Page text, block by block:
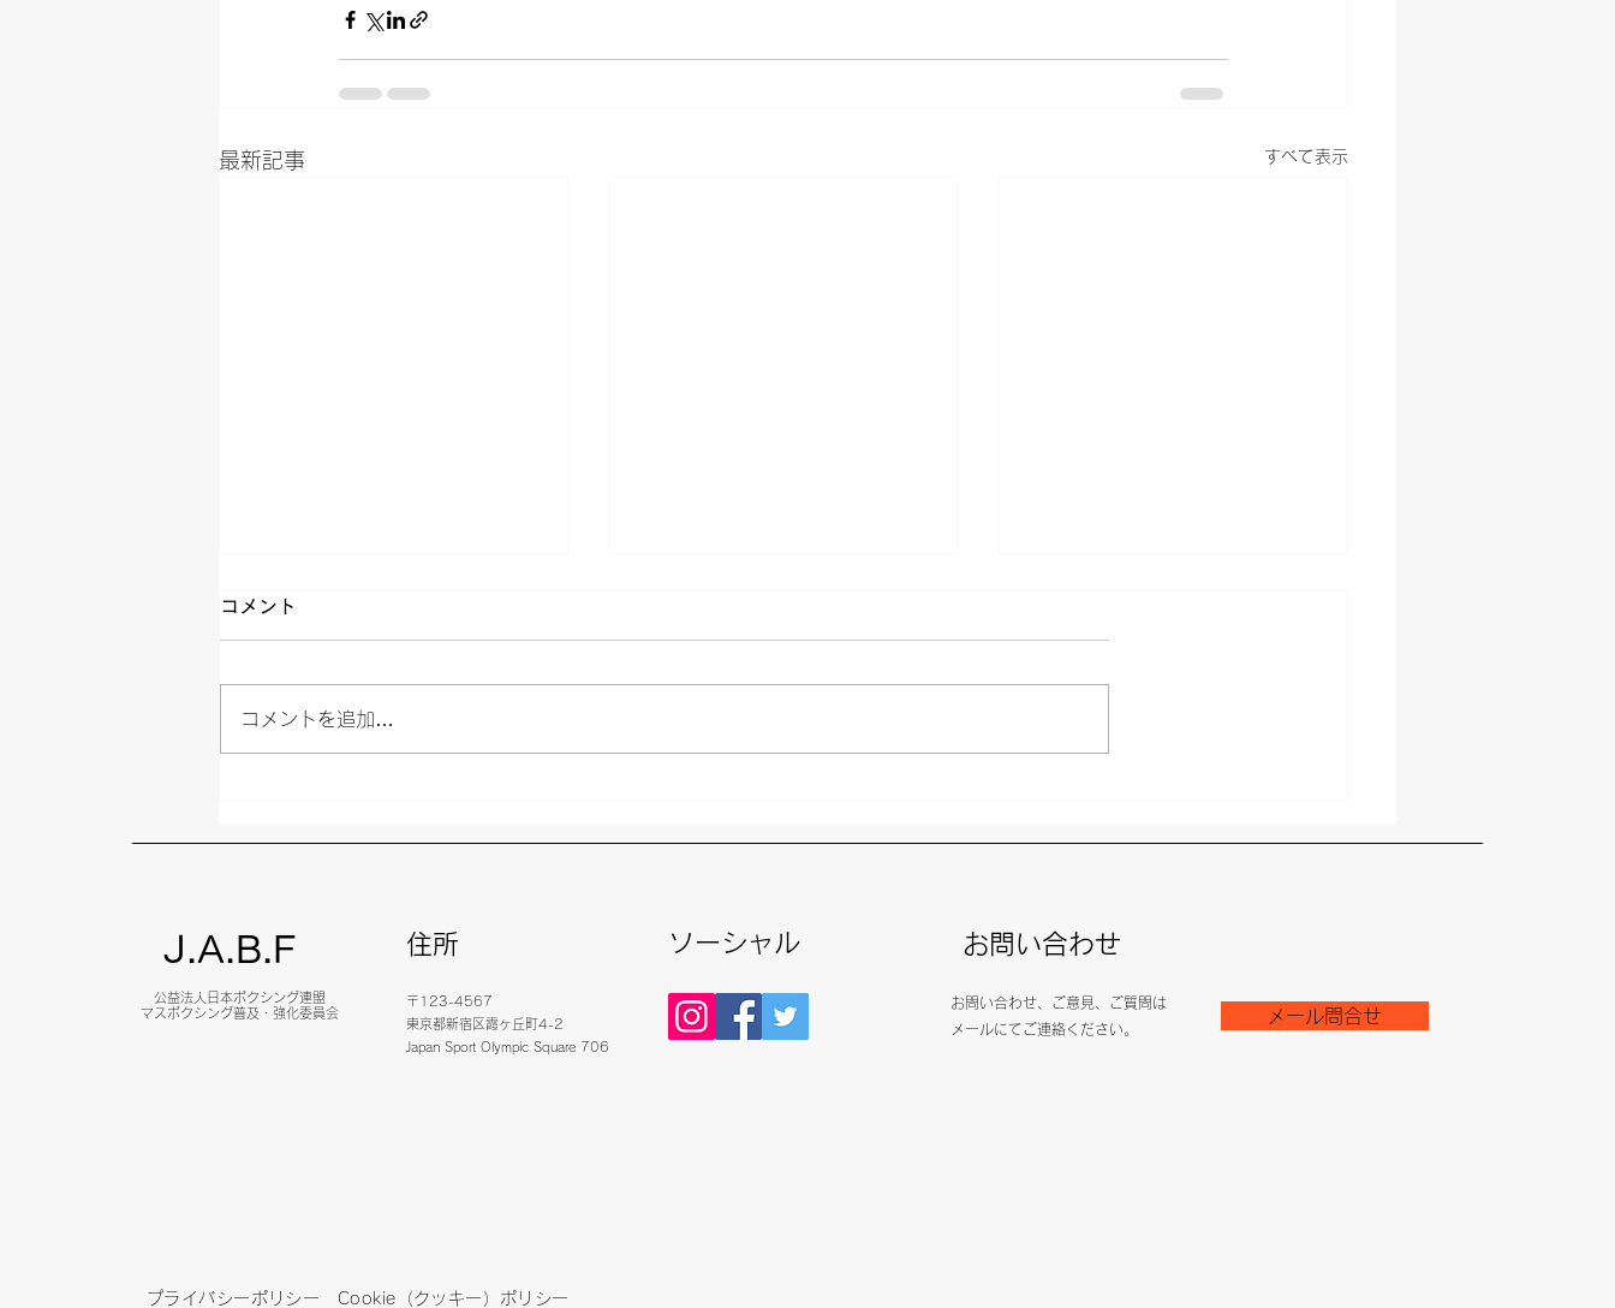
最新記事 すべて表示
レポート
ボクシング交流会 開催報告
5vs5をおえて（矢代義光委
コメント
コメントを追加…
J.A.B.F
公益法人日本ボクシング連盟
マスボクシング普及・強化委員会
住所
〒123-4567
東京都新宿区霞ヶ丘町4-2
Japan Sport Olympic Square 706
ソーシャル お問い合わせ
お問い合わせ、ご意見、ご質問は
​メールにてご連絡ください。
メール問合せ
プライバシーポリシー Cookie（クッキー）ポリシー